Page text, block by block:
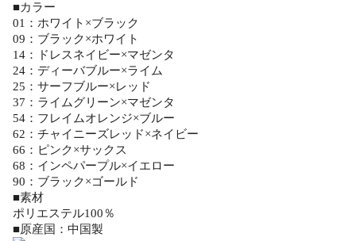
■カラー
01：ホワイト×ブラック
09：ブラック×ホワイト
14：ドレスネイビー×マゼンタ
24：ディーバブルー×ライム
25：サーフブルー×レッド
37：ライムグリーン×マゼンタ
54：フレイムオレンジ×ブルー
62：チャイニーズレッド×ネイビー
66：ピンク×サックス
68：インペパープル×イエロー
90：ブラック×ゴールド
■素材
ポリエステル100％
■原産国：中国製